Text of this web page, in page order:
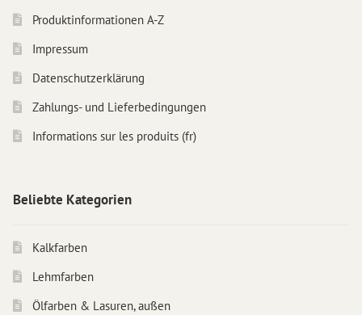
Produktinformationen A-Z
Impressum
Datenschutzerklärung
Zahlungs- und Lieferbedingungen
Informations sur les produits (fr)
Beliebte Kategorien
Kalkfarben
Lehmfarben
Ölfarben & Lasuren, außen